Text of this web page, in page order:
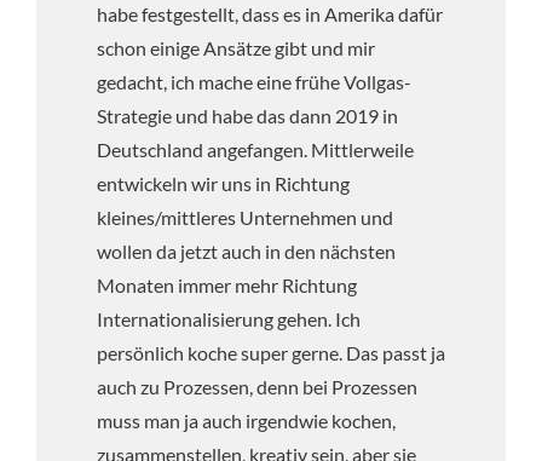
habe festgestellt, dass es in Amerika dafür
schon einige Ansätze gibt und mir
gedacht, ich mache eine frühe Vollgas-
Strategie und habe das dann 2019 in
Deutschland angefangen. Mittlerweile
entwickeln wir uns in Richtung
kleines/mittleres Unternehmen und
wollen da jetzt auch in den nächsten
Monaten immer mehr Richtung
Internationalisierung gehen. Ich
persönlich koche super gerne. Das passt ja
auch zu Prozessen, denn bei Prozessen
muss man ja auch irgendwie kochen,
zusammenstellen, kreativ sein, aber sie